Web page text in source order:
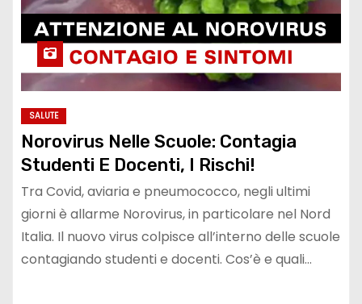
SALUTE
Norovirus Nelle Scuole: Contagia
Studenti E Docenti, I Rischi!
Tra Covid, aviaria e pneumococco, negli ultimi
giorni è allarme Norovirus, in particolare nel Nord
Italia. Il nuovo virus colpisce all’interno delle scuole
contagiando studenti e docenti. Cos’è e quali…